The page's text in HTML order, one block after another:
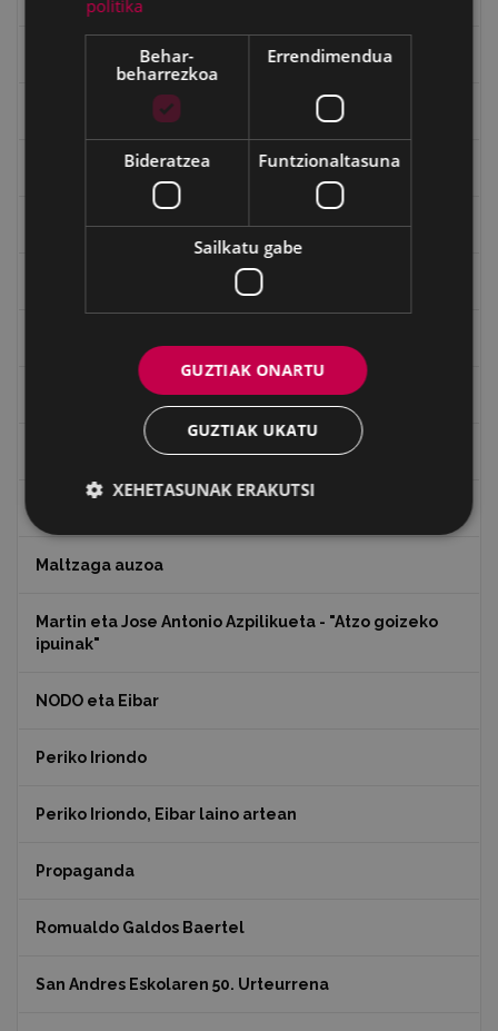
Gerra Zibilaren Interpretazio Zentroa
Ignacio Zuloaga (1870-2020)
Ignazio Zuloagaren margolanak Eibarko dendetan
Juan Antonio Palacios HARRIA
Julen Zabaletaren marrazkiak
Maltzaga auzoa
Martin eta Jose Antonio Azpilikueta - "Atzo goizeko
ipuinak"
NODO eta Eibar
Periko Iriondo
Periko Iriondo, Eibar laino artean
Propaganda
Romualdo Galdos Baertel
San Andres Eskolaren 50. Urteurrena
politika
Behar-
beharrezkoa
Errendimendua
Bideratzea Funtzionaltasuna
Sailkatu gabe
GUZTIAK ONARTU
GUZTIAK UKATU
XEHETASUNAK ERAKUTSI